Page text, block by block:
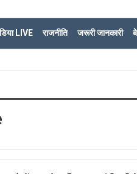
LIVE राजनीति जरूरी जानकारी